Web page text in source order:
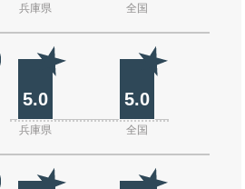
兵庫県 全国
5.0 5.0
兵庫県 全国